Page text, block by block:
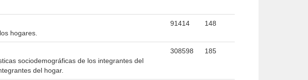
hogares.
91414 148
sociodemográficas de los integrantes del
del hogar.
308598 185